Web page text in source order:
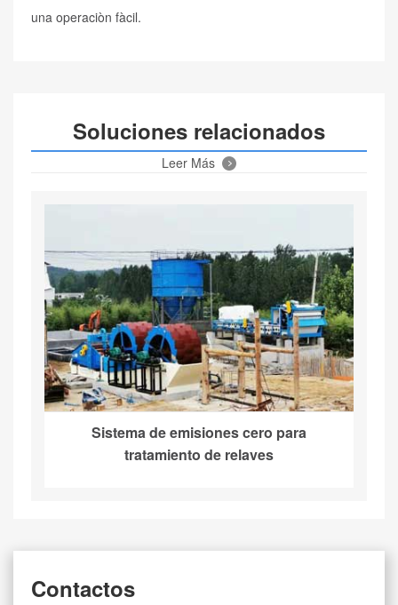
una operaciòn fàcil.
Soluciones relacionados
Leer Más
Sistema de emisiones cero para
tratamiento de relaves
Contactos